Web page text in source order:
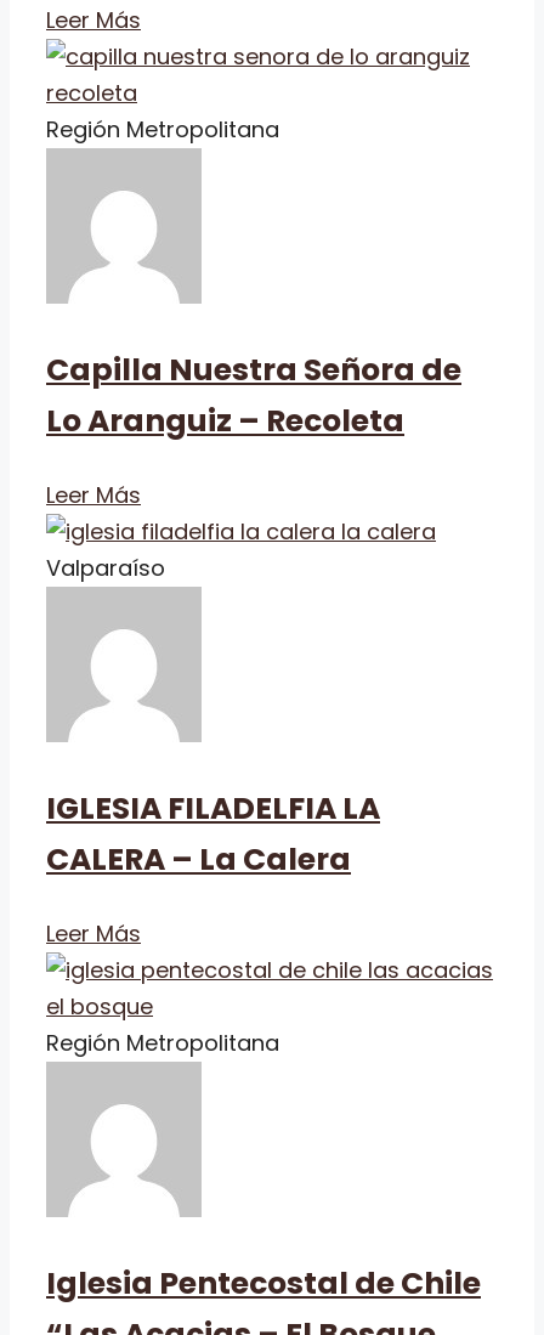
Leer Más
Región Metropolitana
Capilla Nuestra Señora de
Lo Aranguiz – Recoleta
Leer Más
Valparaíso
IGLESIA FILADELFIA LA
CALERA – La Calera
Leer Más
Región Metropolitana
Iglesia Pentecostal de Chile